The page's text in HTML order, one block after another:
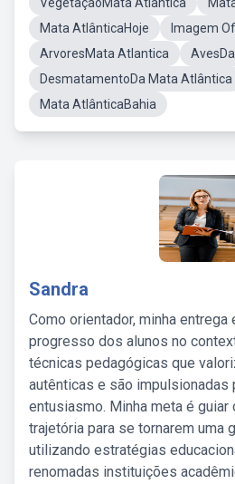
Mata AtlânticaHoje
Imagem
ArvoresMata Atlantica
DesmatamentoDa Mata Atlântica
Mata AtlânticaBahia
Sandra
Como orientador, minha entrega
progresso dos alunos no
técnicas pedagógicas que
autênticas e são impulsionadas
entusiasmo. Minha meta é
trajetória para se tornarem uma
utilizando estratégias
renomadas instituições